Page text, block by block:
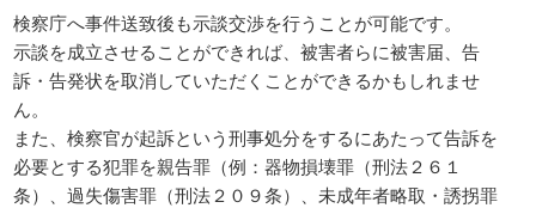
検察庁へ事件送致後も示談交渉を行うことが可能です。
示談を成立させることができれば、被害者らに被害届、告
訴・告発状を取消していただくことができるかもしれませ
ん。
また、検察官が起訴という刑事処分をするにあたって告訴を
必要とする犯罪を親告罪（例：器物損壊罪（刑法２６１
条）、過失傷害罪（刑法２０９条）、未成年者略取・誘拐罪